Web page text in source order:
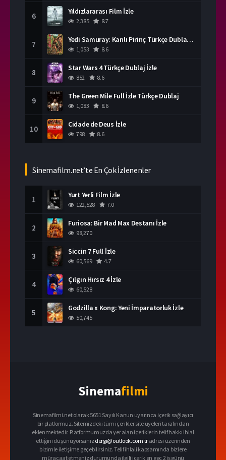
6 Yıldızlararası Film İzle
2,385 8.7
7 Yedi Samuray: Kanlı Pirinç Türkçe Dublaj İzle
1,053 8.6
8 Star Wars 4 Türkçe Dublaj İzle
852 8.6
9 The Green Mile Full İzle Türkçe Dublaj
1,083 8.6
10 Cidade de Deus İzle
798 8.6
Sinemafilm.net’te En Çok İzlenenler
1 Yurt Yerli Film İzle
122,528 7.0
2 Furiosa: Bir Mad Max Destanı İzle
98,270
3 Siccin 7 Full İzle
60,569 4.7
4 Çılgın Hırsız 4 İzle
60,528
5 Godzilla x Kong: Yeni İmparatorluk İzle
50,745
Sinemafilmi
Sinemafilmi.net olarak 5651 Sayılı Kanun uyarınca içerik sağlayıcı
bir platformuz. Sitemizdeki tüm içerikler site üyeleri tarafından
eklenmektedir. Platformumuzda yer alan içeriklerin telif hakkı ihlal
ettiğini düşünüyorsanızdergi@outlook.com.tr adresi üzerinden
bizimle iletişime geçebilirsiniz. Telif ihlali kapsamında bizlere
müracaat etmeniz durumunda ilgili içerik en geç 2 iş günü